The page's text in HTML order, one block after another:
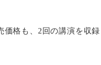
格も、 2 回の講演を収録